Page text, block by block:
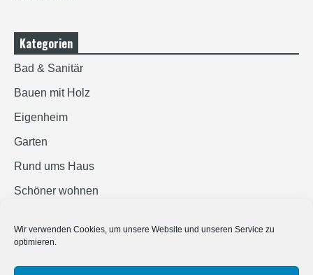
Wir verwenden Cookies, um unsere Website und unseren Service zu
optimieren.
Kategorien
Bad & Sanitär
Bauen mit Holz
Eigenheim
Garten
Rund ums Haus
Schöner wohnen